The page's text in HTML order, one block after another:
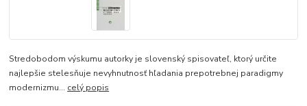
Stredobodom výskumu autorky je slovenský spisovateľ, ktorý určite
najlepšie stelesňuje nevyhnutnosť hľadania prepotrebnej paradigmy
modernizmu... celý popis